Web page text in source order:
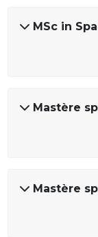
MSc in
Mastère
Mastère